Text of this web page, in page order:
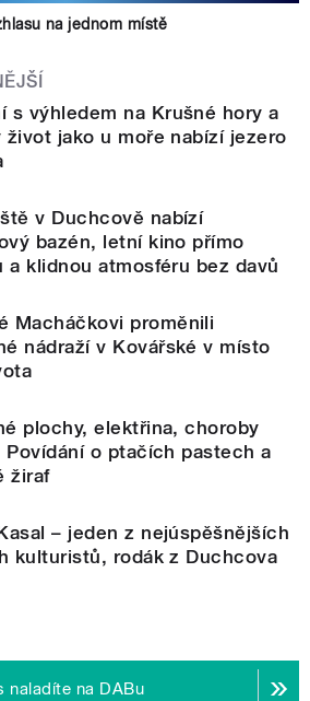
na jednom místě
s výhledem na Krušné hory a
život jako u moře nabízí jezero
v Duchcově nabízí
bazén, letní kino přímo
a klidnou atmosféru bez davů
Macháčkovi proměnili
nádraží v Kovářské v místo
plochy, elektřina, choroby
Povídání o ptačích pastech a
žiraf
– jeden z nejúspěšnějších
kulturistů, rodák z Duchcova
naladíte na DABu